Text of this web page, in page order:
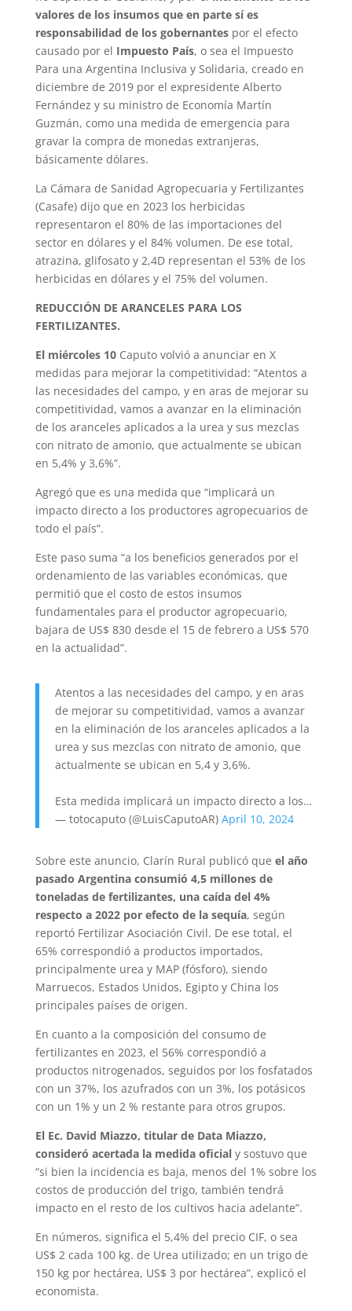
valores de los insumos que en parte sí es
responsabilidad de los gobernantespor el efecto
causado por el Impuesto País, o sea el Impuesto
Para una Argentina Inclusiva y Solidaria, creado en
diciembre de 2019 por el expresidente Alberto
Fernández y su ministro de Economía Martín
Guzmán, como una medida de emergencia para
gravar la compra de monedas extranjeras,
básicamente dólares.
La Cámara de Sanidad Agropecuaria y Fertilizantes
(Casafe) dijo que en 2023 los herbicidas
representaron el 80% de las importaciones del
sector en dólares y el 84% volumen. De ese total,
atrazina, glifosato y 2,4D representan el 53% de los
herbicidas en dólares y el 75% del volumen.
REDUCCIÓN DE ARANCELES PARA LOS
FERTILIZANTES.
El miércoles 10Caputo volvió a anunciar en X
medidas para mejorar la competitividad: “Atentos a
las necesidades del campo, y en aras de mejorar su
competitividad, vamos a avanzar en la eliminación
de los aranceles aplicados a la urea y sus mezclas
con nitrato de amonio, que actualmente se ubican
en 5,4% y 3,6%”.
Agregó que es una medida que “implicará un
impacto directo a los productores agropecuarios de
todo el país”.
Este paso suma “a los beneficios generados por el
ordenamiento de las variables económicas, que
permitió que el costo de estos insumos
fundamentales para el productor agropecuario,
bajara de US$ 830 desde el 15 de febrero a US$ 570
en la actualidad”.
Atentos a las necesidades del campo, y en aras
de mejorar su competitividad, vamos a avanzar
en la eliminación de los aranceles aplicados a la
urea y sus mezclas con nitrato de amonio, que
actualmente se ubican en 5,4 y 3,6%.
Esta medida implicará un impacto directo a los…
— totocaputo (@LuisCaputoAR) April 10, 2024
Sobre este anuncio, Clarín Rural publicó que el año
pasado Argentina consumió 4,5 millones de
toneladas de fertilizantes, una caída del 4%
respecto a 2022 por efecto de la sequía, según
reportó Fertilizar Asociación Civil. De ese total, el
65% correspondió a productos importados,
principalmente urea y MAP (fósforo), siendo
Marruecos, Estados Unidos, Egipto y China los
principales países de origen.
En cuanto a la composición del consumo de
fertilizantes en 2023, el 56% correspondió a
productos nitrogenados, seguidos por los fosfatados
con un 37%, los azufrados con un 3%, los potásicos
con un 1% y un 2 % restante para otros grupos.
El Ec. David Miazzo, titular de Data Miazzo,
consideró acertada la medida oficialy sostuvo que
“si bien la incidencia es baja, menos del 1% sobre los
costos de producción del trigo, también tendrá
impacto en el resto de los cultivos hacia adelante”.
En números, significa el 5,4% del precio CIF, o sea
US$ 2 cada 100 kg. de Urea utilizado; en un trigo de
150 kg por hectárea, US$ 3 por hectárea”, explicó el
economista.